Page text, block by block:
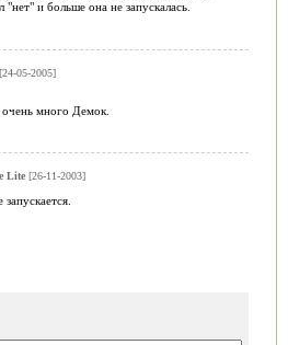
и больше она не запускалась.
[24-05-2005]
очень много Демок.
Lite [26-11-2003]